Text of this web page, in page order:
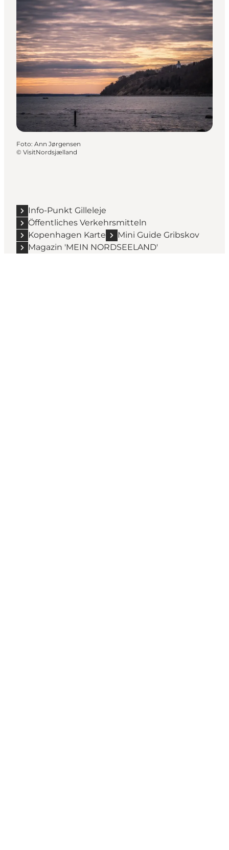
Foto: Ann Jørgensen
© VisitNordsjælland
Info-Punkt Gilleleje
Öffentliches Verkehrsmitteln
Kopenhagen Karte
Mini Guide Gribskov
Magazin 'MEIN NORDSEELAND'